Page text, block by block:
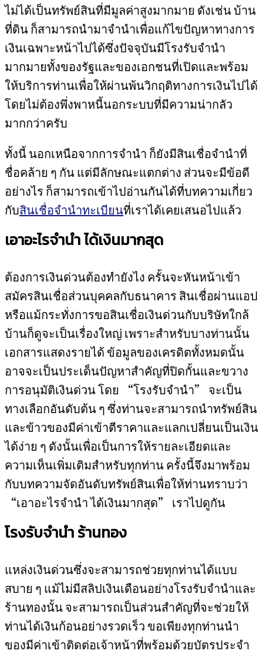
ไม่ได้เป็นทรัพย์สินที่มีมูลค่าสูงมากมาย ดังเช่น บ้าน
ที่ดิน ก็สามารถนำมาจำนำเพื่อแก้ไขปัญหาทางการ
เงินเฉพาะหน้าไปได้ซึ่งปัจจุบันมีโรงรับจำนำ
มากมายทั้งของรัฐและของเอกชนที่เปิดและพร้อม
ให้บริการท่านเพื่อให้ผ่านพ้นวิกฤติทางการเงินไปได้
โดยไม่ต้องพึ่งพาหนี้นอกระบบที่มีความน่ากลัว
มากกว่าครับ
ทั้งนี้ นอกเหนือจากการจำนำ ก็ยังมีสินเชื่อจำนำที่
ชื่อคล้าย ๆ กัน แต่มีลักษณะแตกต่าง ส่วนจะมีข้อดี
อย่างไร ก็สามารถเข้าไปอ่านกันได้ที่บทความเกี่ยว
กับสินเชื่อจำนำทะเบียนที่เราได้เคยเสนอไปแล้ว
เอาอะไรจำนำ ได้เงินมากสุด
ต้องการเงินด่วนต้องทำยังไง ครั้นจะหันหน้าเข้า
สมัครสินเชื่อส่วนบุคคลกับธนาคาร สินเชื่อผ่านแอป
หรือแม้กระทั่งการขอสินเชื่อเงินด่วนกับบริษัทใกล้
บ้านก็ดูจะเป็นเรื่องใหญ่ เพราะสำหรับบางท่านนั้น
เอกสารแสดงรายได้ ข้อมูลของเครดิตทั้งหมดนั้น
อาจจะเป็นประเด็นปัญหาสำคัญที่ปิดกั้นและขวาง
การอนุมัติเงินด่วน โดย “โรงรับจำนำ” จะเป็น
ทางเลือกอันดับต้น ๆ ซึ่งท่านจะสามารถนำทรัพย์สิน
และข้าวของมีค่าเข้าตีราคาและแลกเปลี่ยนเป็นเงิน
ได้ง่าย ๆ ดังนั้นเพื่อเป็นการให้รายละเอียดและ
ความเห็นเพิ่มเติมสำหรับทุกท่าน ครั้งนี้จึงมาพร้อม
กับบทความจัดอันดับทรัพย์สินเพื่อให้ท่านทราบว่า
“เอาอะไรจำนำ ได้เงินมากสุด” เราไปดูกัน
โรงรับจำนำ ร้านทอง
แหล่งเงินด่วนซึ่งจะสามารถช่วยทุกท่านได้แบบ
สบาย ๆ แม้ไม่มีสลิปเงินเดือนอย่างโรงรับจำนำและ
ร้านทองนั้น จะสามารถเป็นส่วนสำคัญที่จะช่วยให้
ท่านได้เงินก้อนอย่างรวดเร็ว ขอเพียงทุกท่านนำ
ของมีค่าเข้าติดต่อเจ้าหน้าที่พร้อมด้วยบัตรประจำ